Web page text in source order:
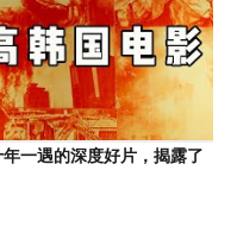
一遇的深度好片，揭露了